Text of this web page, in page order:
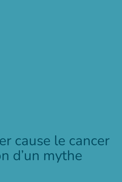
cause le cancer
d’un mythe